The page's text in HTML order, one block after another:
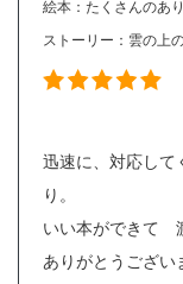
絵本：たくさんのあ
ストーリー： 雲の上
迅速に、対応し
り。
いい本ができて
ありがとうござい